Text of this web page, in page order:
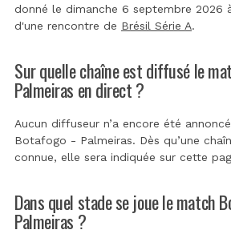
donné le dimanche 6 septembre 2026
d'une rencontre de Brésil Série A.
Sur quelle chaîne est diffusé le
Palmeiras en direct ?
Aucun diffuseur n’a encore été
Botafogo - Palmeiras. Dès qu’une
connue, elle sera indiquée sur cette
Dans quel stade se joue le match
Palmeiras ?